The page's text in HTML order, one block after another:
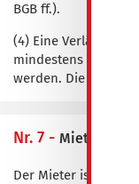
BGB ff.).
(4) Eine
mindestens 2
werden. Die
Nr. 7 -
Der Mieter ist